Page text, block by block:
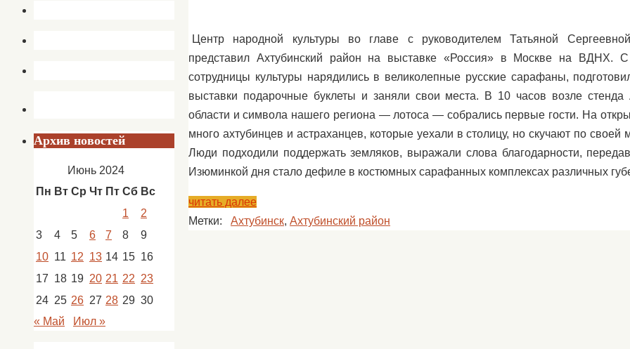
Центр народной культуры во главе с руководителем Татьяной
представил Ахтубинский район на выставке «Россия» в Москве на ВДНХ. С
сотрудницы культуры нарядились в великолепные русские сарафаны,
выставки подарочные буклеты и заняли свои места. В 10 часов возле стенда
области и символа нашего региона — лотоса — собрались первые гости. На
много ахтубинцев и астраханцев, которые уехали в столицу, но скучают по своей
Люди подходили поддержать земляков, выражали слова благодарности,
Изюминкой дня стало дефиле в костюмных сарафанных комплексах различных
читать далее
Метки:
Ахтубинск, Ахтубинский район
Архив новостей
Июнь 2024
Пн Вт Ср Чт Пт Сб Вс
1
2
3
4 5 6 7 8
9
10 11 12 13 14 15 16
17 18 19 20 21 22 23
24 25 26 27 28 29 30
« Май
Июл »